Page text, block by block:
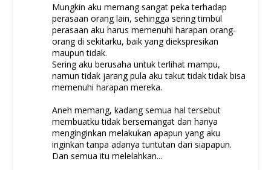
Mungkin aku memang sangat peka terhadap
perasaan orang lain, sehingga sering timbul
perasaan aku harus memenuhi harapan orang-
orang di sekitarku, baik yang diekspresikan
maupun tidak.
Sering aku berusaha untuk terlihat mampu,
namun tidak jarang pula aku takut tidak tidak bisa
memenuhi harapan mereka.
Aneh memang, kadang semua hal tersebut
membuatku tidak bersemangat dan hanya
menginginkan melakukan apapun yang aku
inginkan tanpa adanya tuntutan dari siapapun.
Dan semua itu melelahkan...